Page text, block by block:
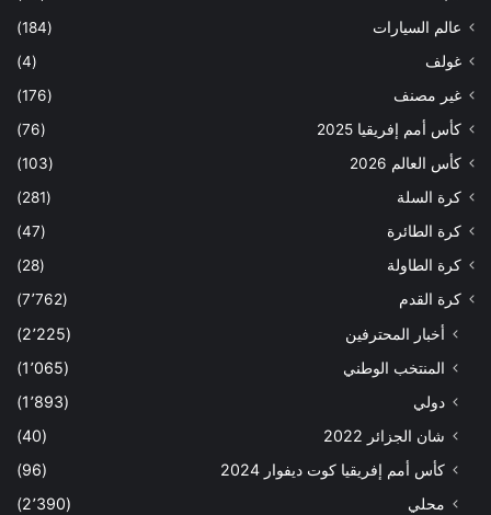
عالم السيارات
(184)
غولف
(4)
غير مصنف
(176)
كأس أمم إفريقيا 2025
(76)
كأس العالم 2026
(103)
كرة السلة
(281)
كرة الطائرة
(47)
كرة الطاولة
(28)
كرة القدم
(7٬762)
أخبار المحترفين
(2٬225)
المنتخب الوطني
(1٬065)
دولي
(1٬893)
شان الجزائر 2022
(40)
كأس أمم إفريقيا كوت ديفوار 2024
(96)
محلي
(2٬390)